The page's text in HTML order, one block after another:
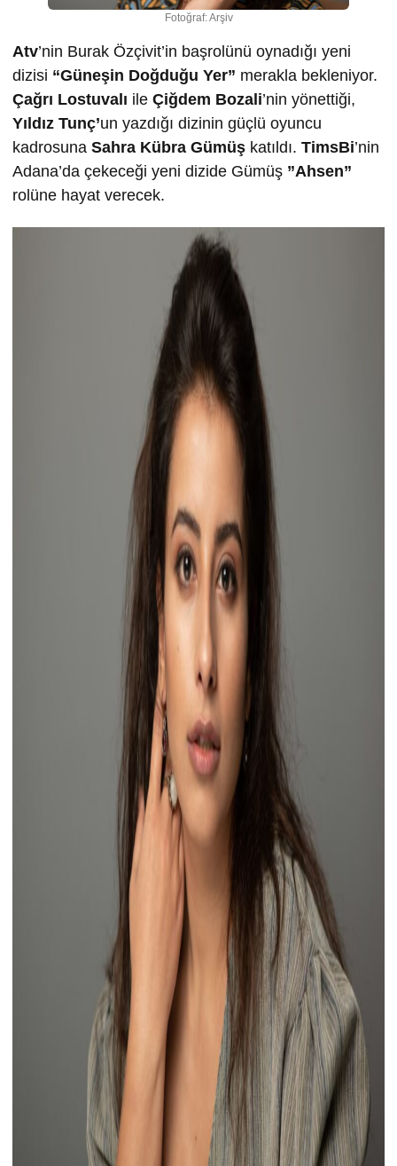
Fotoğraf: Arşiv
Atv’nin Burak Özçivit’in başrolünü oynadığı yeni
dizisi “Güneşin Doğduğu Yer” merakla bekleniyor.
Çağrı Lostuvalı ile Çiğdem Bozali’nin yönettiği,
Yıldız Tunç’un yazdığı dizinin güçlü oyuncu
kadrosuna Sahra Kübra Gümüş katıldı. TimsBi’nin
Adana’da çekeceği yeni dizide Gümüş ”Ahsen”
rolüne hayat verecek.